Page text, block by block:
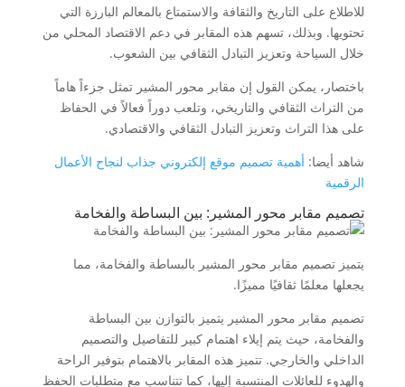
للاطلاع على التاريخ والثقافة والاستمتاع بالمعالم البارزة التي
تحتويها. وبذلك، تسهم هذه المقابر في دعم الاقتصاد المحلي من
خلال السياحة وتعزيز التبادل الثقافي بين الشعوب.
باختصار، يمكن القول إن مقابر محور المشير تمثل جزءاً هاماً
من التراث الثقافي والتاريخي، وتلعب دوراً فعالاً في الحفاظ
على هذا التراث وتعزيز التبادل الثقافي والاقتصادي.
شاهد أيضا: أهمية تصميم موقع إلكتروني جذاب لنجاح الأعمال
الرقمية
تصميم مقابر محور المشير: بين البساطة والفخامة
يتميز تصميم مقابر محور المشير بالبساطة والفخامة، مما
يجعلها معلمًا ثقافيًا مميزًا.
تصميم مقابر محور المشير يتميز بالتوازن بين البساطة
والفخامة، حيث يتم إيلاء اهتمام كبير للتفاصيل والتصميم
الداخلي والخارجي. تتميز هذه المقابر بالاهتمام بتوفير الراحة
والهدوء للعائلات المنتسبة إليها، كما تتناسب مع متطلبات الحفظ